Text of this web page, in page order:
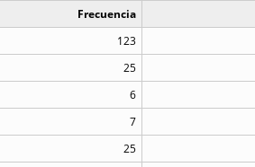
Frecuencia
123
25
6
7
25